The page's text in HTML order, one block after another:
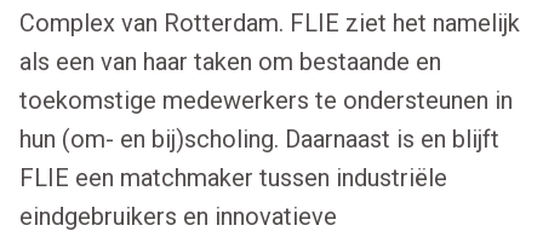
Complex van Rotterdam. FLIE ziet het namelijk
als een van haar taken om bestaande en
toekomstige medewerkers te ondersteunen in
hun (om- en bij)scholing. Daarnaast is en blijft
FLIE een matchmaker tussen industriële
eindgebruikers en innovatieve